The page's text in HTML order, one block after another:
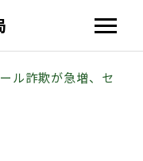
ル詐欺が急増、セ